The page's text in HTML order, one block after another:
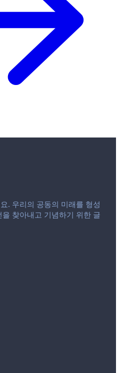
. 우리의 공동의 미래를 형성
찾아내고 기념하기 위한 글